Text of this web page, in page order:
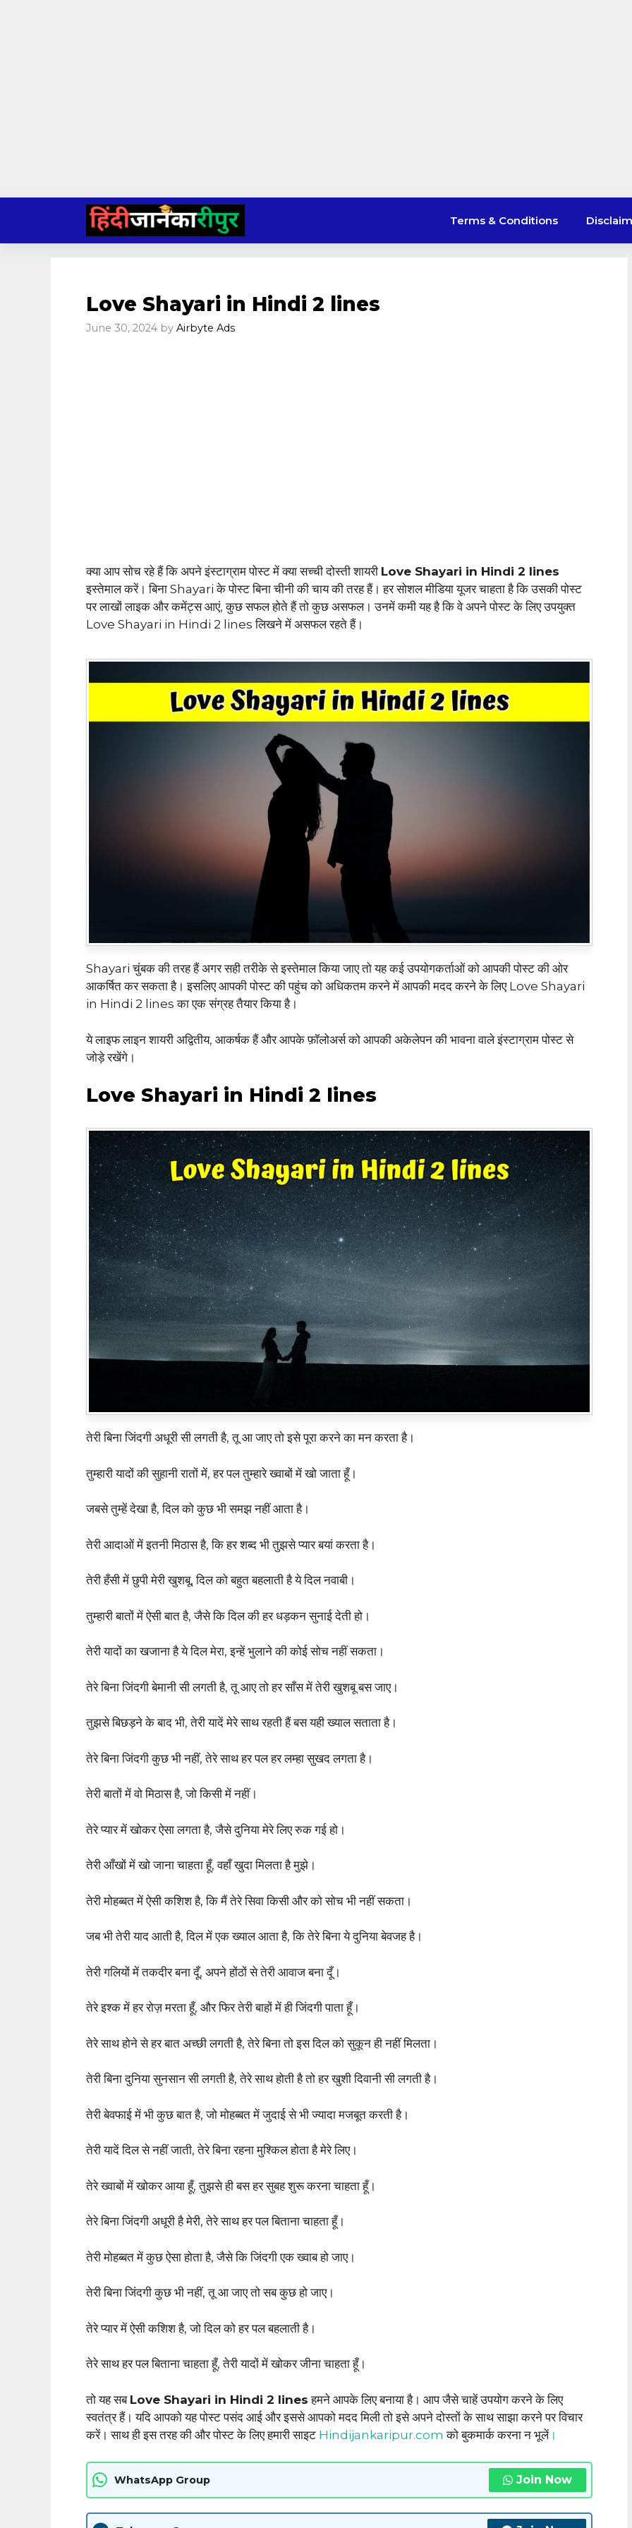
content
Terms & Conditions
Love Shayari in Hindi 2 lines
June 30, 2024 by Airbyte Ads
क्या आप सोच रहे हैं कि अपने इंस्टाग्राम पोस्ट में क्या सच्ची दोस्ती शायरी Love Shayari in Hindi 2 lines
इस्तेमाल करें। बिना Shayari के पोस्ट बिना चीनी की चाय की तरह हैं। हर सोशल मीडिया यूजर चाहता है कि उसकी पोस्ट
पर लाखों लाइक और कमेंट्स आएं, कुछ सफल होते हैं तो कुछ असफल। उनमें कमी यह है कि वे अपने पोस्ट के लिए उपयुक्त
Love Shayari in Hindi 2 lines लिखने में असफल रहते हैं।
Shayari चुंबक की तरह हैं अगर सही तरीके से इस्तेमाल किया जाए तो यह कई उपयोगकर्ताओं को आपकी पोस्ट की ओर
आकर्षित कर सकता है। इसलिए आपकी पोस्ट की पहुंच को अधिकतम करने में आपकी मदद करने के लिए Love Shayari
in Hindi 2 lines का एक संग्रह तैयार किया है।
ये लाइफ लाइन शायरी अद्वितीय, आकर्षक हैं और आपके फ़ॉलोअर्स को आपकी अकेलेपन की भावना वाले इंस्टाग्राम पोस्ट से
जोड़े रखेंगे।
Love Shayari in Hindi 2 lines
तेरी बिना जिंदगी अधूरी सी लगती है, तू आ जाए तो इसे पूरा करने का मन करता है।
तुम्हारी यादों की सुहानी रातों में, हर पल तुम्हारे ख्वाबों में खो जाता हूँ।
जबसे तुम्हें देखा है, दिल को कुछ भी समझ नहीं आता है।
तेरी आदाओं में इतनी मिठास है, कि हर शब्द भी तुझसे प्यार बयां करता है।
तेरी हँसी में छुपी मेरी खुशबू, दिल को बहुत बहलाती है ये दिल नवाबी।
तुम्हारी बातों में ऐसी बात है, जैसे कि दिल की हर धड़कन सुनाई देती हो।
तेरी यादों का खजाना है ये दिल मेरा, इन्हें भुलाने की कोई सोच नहीं सकता।
तेरे बिना जिंदगी बेमानी सी लगती है, तू आए तो हर साँस में तेरी खुशबू बस जाए।
तुझसे बिछड़ने के बाद भी, तेरी यादें मेरे साथ रहती हैं बस यही ख्याल सताता है।
तेरे बिना जिंदगी कुछ भी नहीं, तेरे साथ हर पल हर लम्हा सुखद लगता है।
तेरी बातों में वो मिठास है, जो किसी में नहीं।
तेरे प्यार में खोकर ऐसा लगता है, जैसे दुनिया मेरे लिए रुक गई हो।
तेरी आँखों में खो जाना चाहता हूँ, वहाँ खुदा मिलता है मुझे।
तेरी मोहब्बत में ऐसी कशिश है, कि मैं तेरे सिवा किसी और को सोच भी नहीं सकता।
जब भी तेरी याद आती है, दिल में एक ख्याल आता है, कि तेरे बिना ये दुनिया बेवजह है।
तेरी गलियों में तकदीर बना दूँ, अपने होंठों से तेरी आवाज बना दूँ।
तेरे इश्क में हर रोज़ मरता हूँ, और फिर तेरी बाहों में ही जिंदगी पाता हूँ।
तेरे साथ होने से हर बात अच्छी लगती है, तेरे बिना तो इस दिल को सुकून ही नहीं मिलता।
तेरी बिना दुनिया सुनसान सी लगती है, तेरे साथ होती है तो हर खुशी दिवानी सी लगती है।
तेरी बेवफाई में भी कुछ बात है, जो मोहब्बत में जुदाई से भी ज्यादा मजबूत करती है।
तेरी यादें दिल से नहीं जाती, तेरे बिना रहना मुश्किल होता है मेरे लिए।
तेरे ख्वाबों में खोकर आया हूँ, तुझसे ही बस हर सुबह शुरू करना चाहता हूँ।
तेरे बिना जिंदगी अधूरी है मेरी, तेरे साथ हर पल बिताना चाहता हूँ।
तेरी मोहब्बत में कुछ ऐसा होता है, जैसे कि जिंदगी एक ख्वाब हो जाए।
तेरी बिना जिंदगी कुछ भी नहीं, तू आ जाए तो सब कुछ हो जाए।
तेरे प्यार में ऐसी कशिश है, जो दिल को हर पल बहलाती है।
तेरे साथ हर पल बिताना चाहता हूँ, तेरी यादों में खोकर जीना चाहता हूँ।
तो यह सब Love Shayari in Hindi 2 lines हमने आपके लिए बनाया है। आप जैसे चाहें उपयोग करने के लिए
स्वतंत्र हैं। यदि आपको यह पोस्ट पसंद आई और इससे आपको मदद मिली तो इसे अपने दोस्तों के साथ साझा करने पर विचार
करें। साथ ही इस तरह की और पोस्ट के लिए हमारी साइट Hindijankaripur.com को बुकमार्क करना न भूलें।
WhatsApp Group Join Now